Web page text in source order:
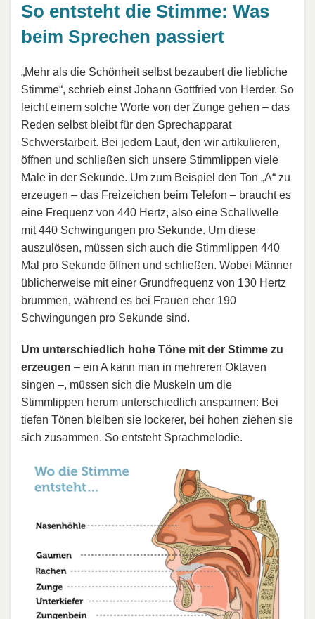
So entsteht die Stimme: Was
beim Sprechen passiert
„Mehr als die Schönheit selbst bezaubert die liebliche
Stimme“, schrieb einst Johann Gottfried von Herder. So
leicht einem solche Worte von der Zunge gehen – das
Reden selbst bleibt für den Sprechapparat
Schwerstarbeit. Bei jedem Laut, den wir artikulieren,
öffnen und schließen sich unsere Stimmlippen viele
Male in der Sekunde. Um zum Beispiel den Ton „A“ zu
erzeugen – das Freizeichen beim Telefon – braucht es
eine Frequenz von 440 Hertz, also eine Schallwelle
mit 440 Schwingungen pro Sekunde. Um diese
auszulösen, müssen sich auch die Stimmlippen 440
Mal pro Sekunde öffnen und schließen. Wobei Männer
üblicherweise mit einer Grundfrequenz von 130 Hertz
brummen, während es bei Frauen eher 190
Schwingungen pro Sekunde sind.
Um unterschiedlich hohe Töne mit der Stimme zu
erzeugen – ein A kann man in mehreren Oktaven
singen –, müssen sich die Muskeln um die
Stimmlippen herum unterschiedlich anspannen: Bei
tiefen Tönen bleiben sie lockerer, bei hohen ziehen sie
sich zusammen. So entsteht Sprachmelodie.